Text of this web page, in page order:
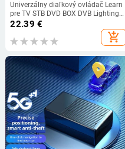
Univerzálny diaľkový ovládač Learn
pre TV STB DVD BOX DVB Lighting,
7 veľkých klávesov, inteligentný
pôvodného ovládača
22.39 €
add_shopping_cart